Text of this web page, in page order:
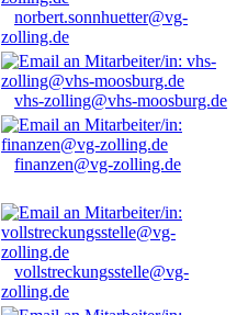
norbert.sonnhuetter@vg-
zolling.de
vhs-zolling@vhs-moosburg.de
finanzen@vg-zolling.de
vollstreckungsstelle@vg-
zolling.de